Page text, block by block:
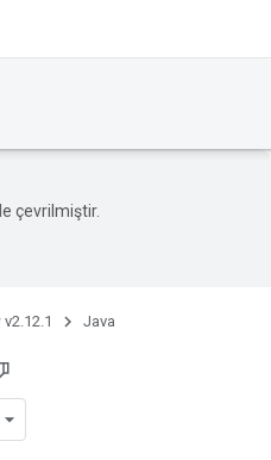
çevrilmiştir.
Java